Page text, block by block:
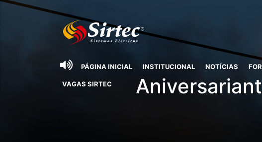
PÁGINA INICIAL INSTITUCIONAL NOTÍCIAS
VAGAS SIRTEC